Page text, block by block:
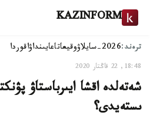
KAZINFORM
ترەند:2026-سايلاۋ وقيعاتاعايىنداۋاقوردا
18:48, 22 قاڭتار 2020
شەتەلدە اقشا ايىرباستاۋ
ىستەيدى؟